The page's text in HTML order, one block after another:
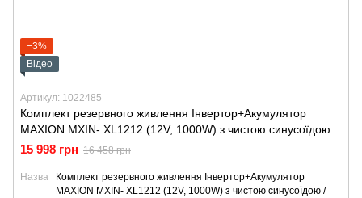
−3%
Відео
Артикул: 1022485
Комплект резервного живлення Інвертор+Акумулятор
MAXION MXIN- XL1212 (12V, 1000W) з чистою синусоїдою /
Літієвий акумулятор MAXION-100Ah ( LiFePO4) (12V,
15 998 грн 16 458 грн
Назва
Комплект резервного живлення Інвертор+Акумулятор
MAXION MXIN- XL1212 (12V, 1000W) з чистою синусоїдою /